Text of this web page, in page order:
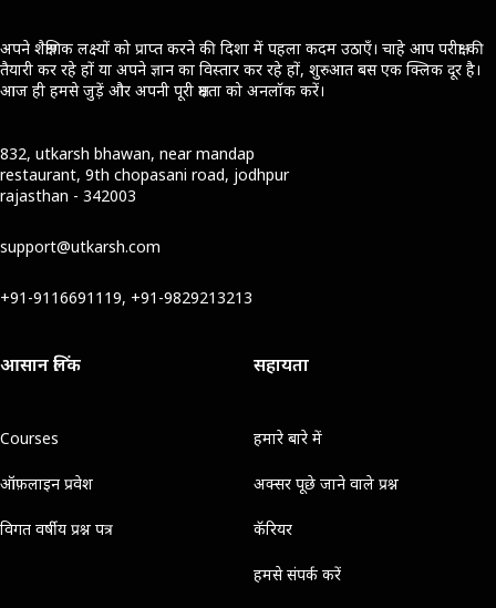
अपने शैक्षणिक लक्ष्यों को प्राप्त करने की दिशा में पहला कदम उठाएँ। चाहे आप परीक्षा की
तैयारी कर रहे हों या अपने ज्ञान का विस्तार कर रहे हों, शुरुआत बस एक क्लिक दूर है।
आज ही हमसे जुड़ें और अपनी पूरी क्षमता को अनलॉक करें।
832, utkarsh bhawan, near mandap
restaurant, 9th chopasani road, jodhpur
rajasthan - 342003
support@utkarsh.com
+91-9116691119, +91-9829213213
आसान लिंक
Courses
ऑफ़लाइन प्रवेश
विगत वर्षीय प्रश्न पत्र
सहायता
हमारे बारे में
अक्सर पूछे जाने वाले प्रश्न
कॅरियर
हमसे संपर्क करें